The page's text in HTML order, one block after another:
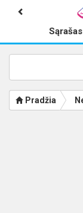
Sąrašas
Pradžia